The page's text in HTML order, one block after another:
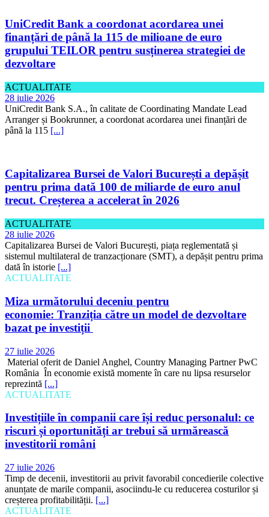
UniCredit Bank a coordonat acordarea unei
finanțări de până la 115 de milioane de euro
grupului TEILOR pentru susținerea strategiei de
dezvoltare
ACTUALITATE
28 iulie 2026
UniCredit Bank S.A., în calitate de Coordinating Mandate Lead
Arranger și Bookrunner, a coordonat acordarea unei finanțări de
până la 115 [...]
Capitalizarea Bursei de Valori București a depășit
pentru prima dată 100 de miliarde de euro anul
trecut. Creșterea a accelerat în 2026
ACTUALITATE
28 iulie 2026
Capitalizarea Bursei de Valori București, piața reglementată și
sistemul multilateral de tranzacționare (SMT), a depășit pentru prima
dată în istorie [...]
ACTUALITATE
Miza următorului deceniu pentru
economie: Tranziția către un model de dezvoltare
bazat pe investiții
27 iulie 2026
Material oferit de Daniel Anghel, Country Managing Partner PwC
România În economie există momente în care nu lipsa resurselor
reprezintă [...]
ACTUALITATE
Investițiile în companii care își reduc personalul: ce
riscuri și oportunități ar trebui să urmărească
investitorii români
27 iulie 2026
Timp de decenii, investitorii au privit favorabil concedierile colective
anunțate de marile companii, asociindu-le cu reducerea costurilor și
creșterea profitabilității. [...]
ACTUALITATE